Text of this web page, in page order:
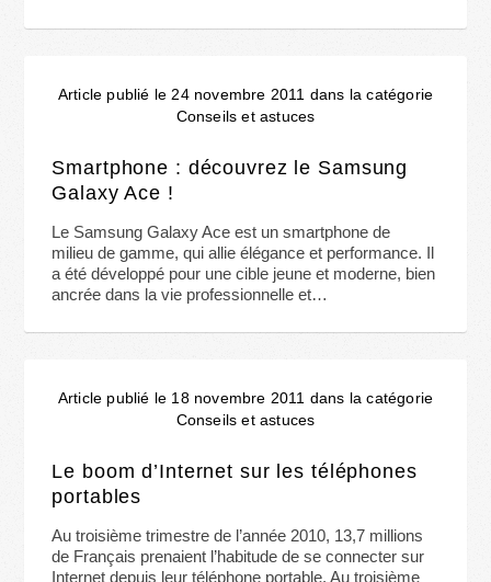
Article publié le 24 novembre 2011 dans la catégorie
Conseils et astuces
Smartphone : découvrez le Samsung
Galaxy Ace !
Le Samsung Galaxy Ace est un smartphone de
milieu de gamme, qui allie élégance et performance. Il
a été développé pour une cible jeune et moderne, bien
ancrée dans la vie professionnelle et…
Article publié le 18 novembre 2011 dans la catégorie
Conseils et astuces
Le boom d’Internet sur les téléphones
portables
Au troisième trimestre de l’année 2010, 13,7 millions
de Français prenaient l’habitude de se connecter sur
Internet depuis leur téléphone portable. Au troisième